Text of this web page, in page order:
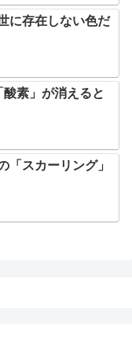
に存在しない色だ
素」が消えると
「スカーリング」